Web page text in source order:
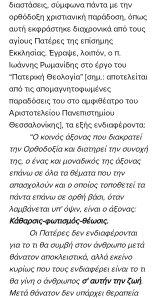
διαστάσεις, σύμφωνα πάντα με την
ορθόδοξη χριστιανική παράδοση, όπως
αυτή εκφράστηκε διαχρονικά από τους
αγίους Πατέρες της επίσημης
Εκκλησίας. Έγραψε, λοιπόν, ο π.
Ιωάννης Ρωμανίδης στο έργο του
“Πατερική Θεολογία” [σημ.: αποτελείται
από τις απομαγνητοφωμένες
παραδόσεις του στο αμφιθέατρο του
Αριστοτελείου Πανεπιστημίου
Θεσσαλονίκης], τα εξής ενδιαφέροντα:
“Ο κοινός άξονας που διακρατεί
την Ορθοδοξία και διατηρεί την συνοχή
της, ο ένας και μοναδικός της άξονας
επάνω σε όλα τα θέματα που την
απασχολούν και ο οποίος τοποθετεί τα
πάντα επάνω σε ορθή βάσι, όταν
λαμβάνεται υπ' όψιν, είναι ο άξονας:
Κάθαρσις-φωτισμός-θέωσις.
για το τι θα συμβή στον άνθρωπο μετά
θάνατον αποκλειστικά, αλλά εκείνο
κυρίως που τους ενδιαφέρει είναι το τι
θα γίνη ο άνθρωπος σ' αυτήν την ζωή.
Μετά θάνατον δεν υπάρχει θεραπεία